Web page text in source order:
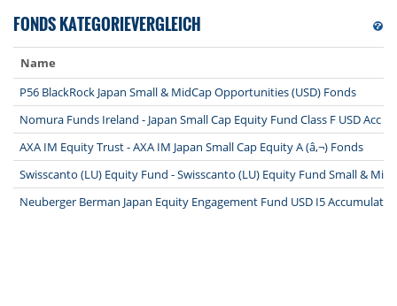
FONDS KATEGORIEVERGLEICH
Name
P56 BlackRock Japan Small & MidCap Opportunities (USD) Fonds
Nomura Funds Ireland - Japan Small Cap Equity Fund Class F USD Acc
AXA IM Equity Trust - AXA IM Japan Small Cap Equity A (â‚¬) Fonds
Swisscanto (LU) Equity Fund - Swisscanto (LU) Equity Fund Small & Mid
Neuberger Berman Japan Equity Engagement Fund USD I5